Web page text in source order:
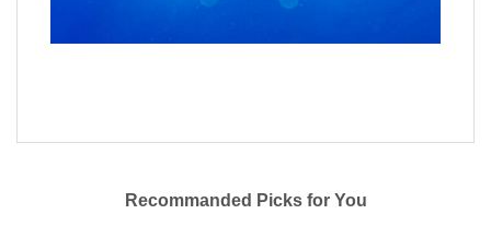
Recommanded Picks for You